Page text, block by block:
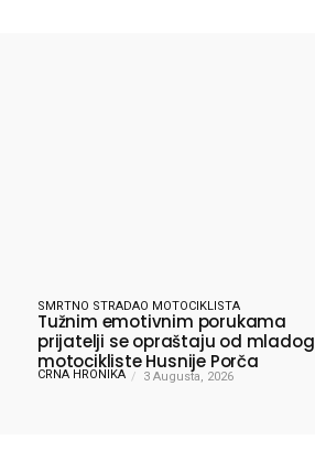
SMRTNO STRADAO MOTOCIKLISTA
Tužnim emotivnim porukama
prijatelji se opraštaju od mladog
motocikliste Husnije Porča
CRNA HRONIKA 3 Augusta, 2026